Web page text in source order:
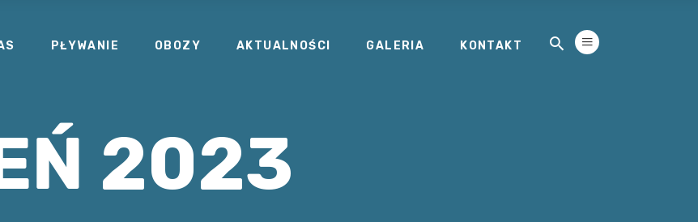
PŁYWANIE OBOZY AKTUALNOŚCI GALERIA KONTAKT
2023